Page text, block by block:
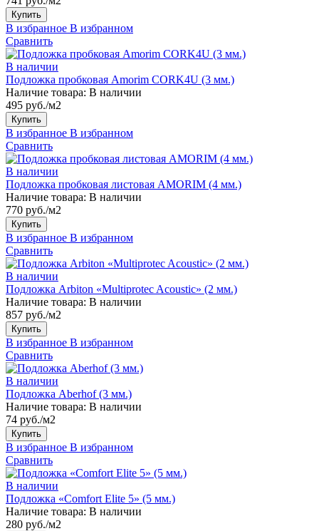
Купить
В избранное В избранном
Сравнить
В наличии
Подложка пробковая Amorim CORK4U (3 мм.)
Наличие товара: В наличии
495 руб./м2
Купить
В избранное В избранном
Сравнить
В наличии
Подложка пробковая листовая AMORIM (4 мм.)
Наличие товара: В наличии
770 руб./м2
Купить
В избранное В избранном
Сравнить
В наличии
Подложка Arbiton «Multiprotec Acoustic» (2 мм.)
Наличие товара: В наличии
857 руб./м2
Купить
В избранное В избранном
Сравнить
В наличии
Подложка Aberhof (3 мм.)
Наличие товара: В наличии
74 руб./м2
Купить
В избранное В избранном
Сравнить
В наличии
Подложка «Comfort Elite 5» (5 мм.)
Наличие товара: В наличии
280 руб./м2